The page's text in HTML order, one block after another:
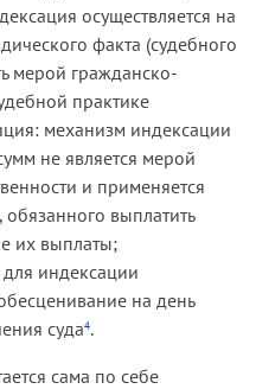
осуществляется на
факта (судебного
мерой гражданско-
практике
механизм индексации
не является мерой
и применяется
выплатить
их выплаты;
индексации
на день
суда4.
сама по себе